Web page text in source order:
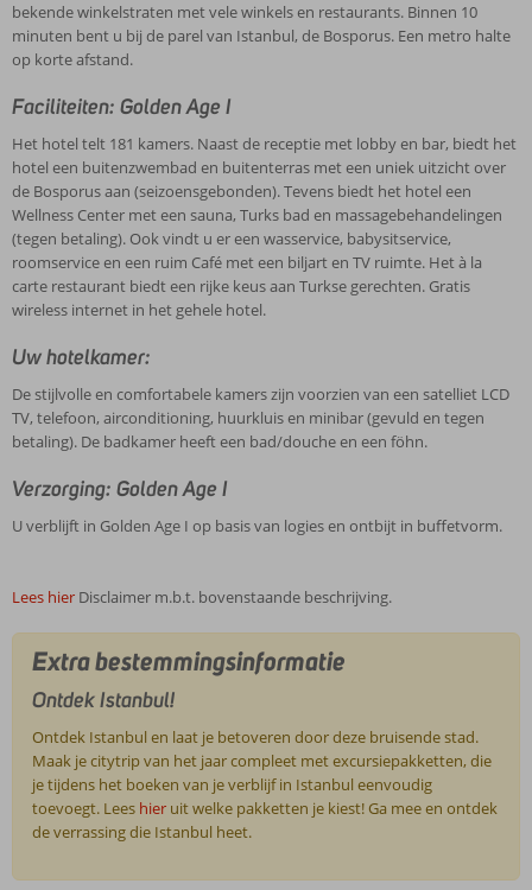
bekende winkelstraten met vele winkels en restaurants. Binnen 10
minuten bent u bij de parel van Istanbul, de Bosporus. Een metro halte
op korte afstand.
Faciliteiten: Golden Age I
Het hotel telt 181 kamers. Naast de receptie met lobby en bar, biedt het
hotel een buitenzwembad en buitenterras met een uniek uitzicht over
de Bosporus aan (seizoensgebonden). Tevens biedt het hotel een
Wellness Center met een sauna, Turks bad en massagebehandelingen
(tegen betaling). Ook vindt u er een wasservice, babysitservice,
roomservice en een ruim Café met een biljart en TV ruimte. Het à la
carte restaurant biedt een rijke keus aan Turkse gerechten. Gratis
wireless internet in het gehele hotel.
Uw hotelkamer:
De stijlvolle en comfortabele kamers zijn voorzien van een satelliet LCD
TV, telefoon, airconditioning, huurkluis en minibar (gevuld en tegen
betaling). De badkamer heeft een bad/douche en een föhn.
Verzorging: Golden Age I
U verblijft in Golden Age I op basis van logies en ontbijt in buffetvorm.
Lees hier Disclaimer m.b.t. bovenstaande beschrijving.
Extra bestemmingsinformatie
Ontdek Istanbul!
Ontdek Istanbul en laat je betoveren door deze bruisende stad.
Maak je citytrip van het jaar compleet met excursiepakketten, die
je tijdens het boeken van je verblijf in Istanbul eenvoudig
toevoegt. Lees hier uit welke pakketten je kiest! Ga mee en ontdek
de verrassing die Istanbul heet.